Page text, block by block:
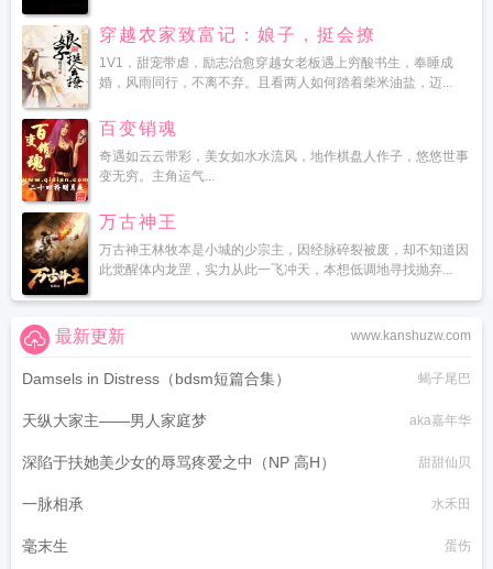
穿越农家致富记：娘子，挺会撩
1V1，甜宠带虐，励志治愈穿越女老板遇上穷酸书生，奉睡成
婚，风雨同行，不离不弃。且看两人如何踏着柴米油盐，迈...
百变销魂
奇遇如云云带彩，美女如水水流风，地作棋盘人作子，悠悠世事
变无穷。主角运气...
万古神王
万古神王林牧本是小城的少宗主，因经脉碎裂被废，却不知道因
此觉醒体内龙罡，实力从此一飞冲天，本想低调地寻找抛弃...
www.kanshuzw.com
最新更新
Damsels in Distress（bdsm短篇合集） 蝎子尾巴
天纵大家主——男人家庭梦 aka嘉年华
深陷于扶她美少女的辱骂疼爱之中（NP 高H） 甜甜仙贝
一脉相承 水禾田
毫末生 蛋伤